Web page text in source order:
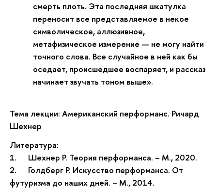
смерть плоть. Эта последняя шкатулка
переносит все представляемое в некое
символическое, аллюзивное,
метафизическое измерение — не могу найти
точного слова. Все случайное в ней как бы
оседает, происшедшее воспаряет, и рассказ
начинает звучать тоном выше».
Тема лекции: Американский перформанс. Ричард
Шехнер
Литература:
1.
Шехнер Р. Теория перформанса. – М., 2020.
2.
Голдберг Р. Искусство перформанса. От
футуризма до наших дней. – М., 2014.